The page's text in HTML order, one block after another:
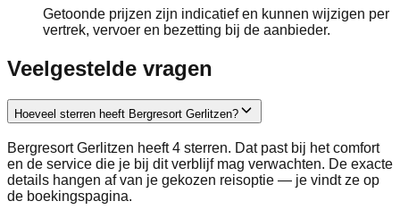
Getoonde prijzen zijn indicatief en kunnen wijzigen per
vertrek, vervoer en bezetting bij de aanbieder.
Veelgestelde vragen
Hoeveel sterren heeft Bergresort Gerlitzen?
Bergresort Gerlitzen heeft 4 sterren. Dat past bij het comfort
en de service die je bij dit verblijf mag verwachten. De exacte
details hangen af van je gekozen reisoptie — je vindt ze op
de boekingspagina.